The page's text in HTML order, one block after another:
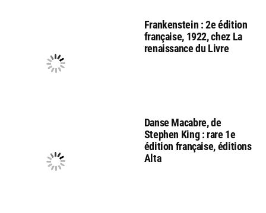
Frankenstein : 2e édition
française, 1922, chez La
renaissance du Livre
Danse Macabre, de
Stephen King : rare 1e
édition française, éditions
Alta